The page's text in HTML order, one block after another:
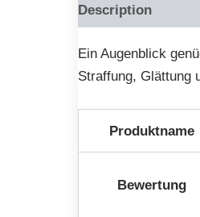
Description
Ein Augenblick
Straffung, Glättung
Produktname
Bewertung